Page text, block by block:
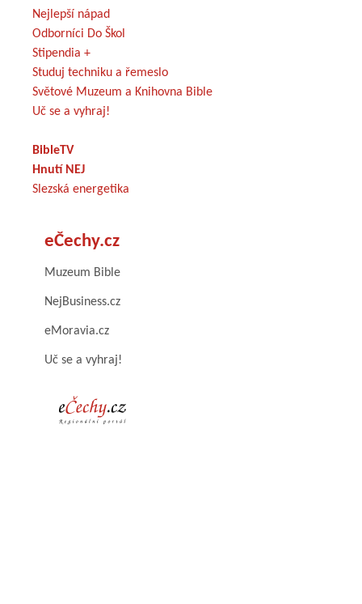
Nejlepší nápad
Odborníci Do Škol
Stipendia +
Studuj techniku a řemeslo
Světové Muzeum a Knihovna Bible
Uč se a vyhraj!
BibleTV
Hnutí NEJ
Slezská energetika
eČechy.cz
Muzeum Bible
NejBusiness.cz
eMoravia.cz
Uč se a vyhraj!